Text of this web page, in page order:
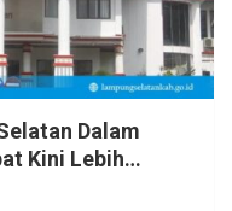
Dalam
Kini Lebih